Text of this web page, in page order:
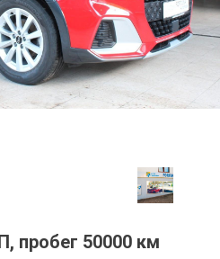
пробег 50000 км